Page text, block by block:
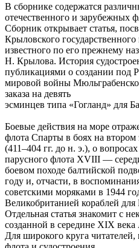
В сборнике содержатся
отечественного и зарубежных
Сборник открывает статья,
Крыловского
известного по его прежнему
Н. Крылова. История
публикациями о создании под
мировой войны
заказа на девять
эсминцев типа «Гогланд» для
Боевые действия на море
флота Спарты в боях на
(411–404 гг. до н. э.), о
парусного флота XVIII —
боевом походе балтийской
году и, отчасти, в
советскими моряками в 1944
Великобританией кораблей
Отдельная статья знакомит с
созданной в середине XIX
Для широкого круга